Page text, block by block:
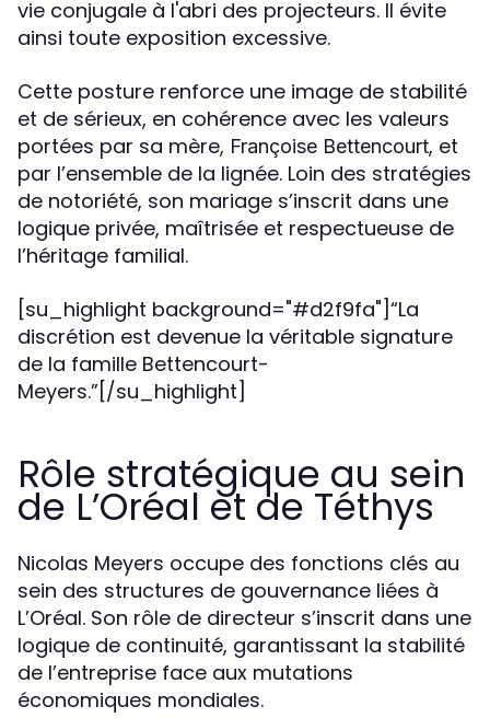
vie conjugale à l'abri des projecteurs. Il évite
ainsi toute exposition excessive.
Cette posture renforce une image de stabilité
et de sérieux, en cohérence avec les valeurs
portées par sa mère, Françoise Bettencourt, et
par l’ensemble de la lignée. Loin des stratégies
de notoriété, son mariage s’inscrit dans une
logique privée, maîtrisée et respectueuse de
l’héritage familial.
[su_highlight background="#d2f9fa"]“La
discrétion est devenue la véritable signature
de la famille Bettencourt-
Meyers.”[/su_highlight]
Rôle stratégique au sein
de L’Oréal et de Téthys
Nicolas Meyers occupe des fonctions clés au
sein des structures de gouvernance liées à
L’Oréal. Son rôle de directeur s’inscrit dans une
logique de continuité, garantissant la stabilité
de l’entreprise face aux mutations
économiques mondiales.